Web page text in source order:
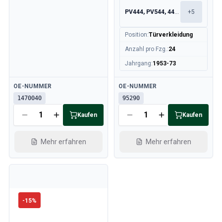
Innenausstattung
Aktion
Aktion des Monats
Verfügbar
OE-NUMMER
1470040
Kaufen
Mehr erfahren
PV444, PV544, 445, 210 +5
Position:Türverkleidung
Anzahl pro Fzg.:24
Jahrgang:1953-73
Verfügbar
OE-NUMMER
95290
Kaufen
Mehr erfahren
-15%